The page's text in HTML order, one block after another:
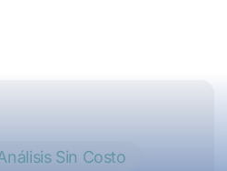
Sin Costo